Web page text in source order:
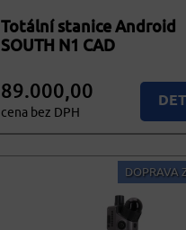
Totální stanice Android
SOUTH N1 CAD
89.000,00
cena bez DPH
DOPRAVA